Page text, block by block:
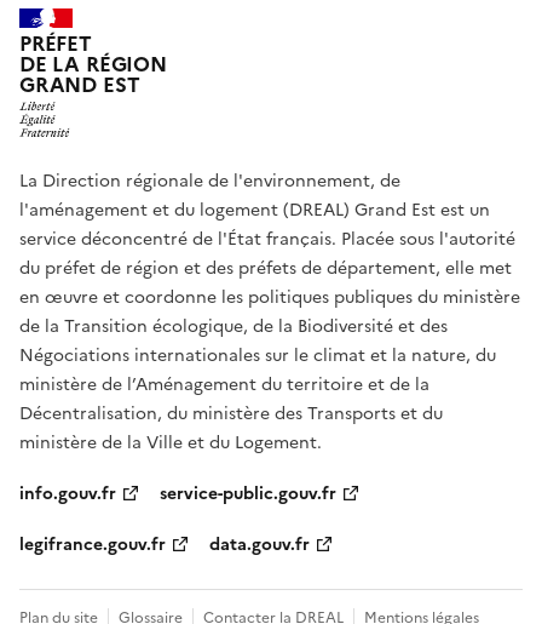
PRÉFET
DE LA RÉGION
GRAND EST
La Direction régionale de l'environnement, de
l'aménagement et du logement (DREAL) Grand Est est un
service déconcentré de l'État français. Placée sous l'autorité
du préfet de région et des préfets de département, elle met
en œuvre et coordonne les politiques publiques du ministère
de la Transition écologique, de la Biodiversité et des
Négociations internationales sur le climat et la nature, du
ministère de l’Aménagement du territoire et de la
Décentralisation, du ministère des Transports et du
ministère de la Ville et du Logement.
info.gouv.fr
service-public.gouv.fr
legifrance.gouv.fr
data.gouv.fr
Plan du site Glossaire Contacter la DREAL Mentions légales